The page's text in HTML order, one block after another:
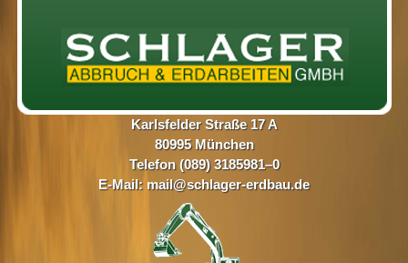
Karlsfelder Straße 17 A
80995 München
Telefon (089) 3185981–0
E-Mail: mail@schlager-erdbau.de